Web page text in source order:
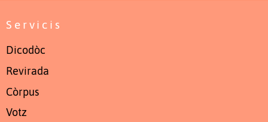
Servicis
Dicodòc
Revirada
Còrpus
Votz